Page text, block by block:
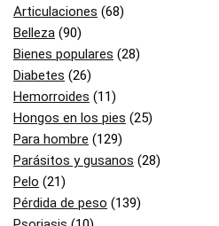
Articulaciones (68)
Belleza (90)
Bienes populares (28)
Diabetes (26)
Hemorroides (11)
Hongos en los pies (25)
Para hombre (129)
Parásitos y gusanos (28)
Pelo (21)
Pérdida de peso (139)